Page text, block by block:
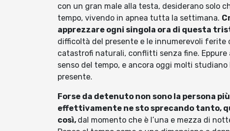
con un gran male alla testa, desiderano solo
tempo, vivendo in apnea tutta la settimana.
apprezzare ogni singola ora di questa
difficoltà del presente e le innumerevoli ferite
catastrofi naturali, conflitti senza fine. Eppure
senso del tempo, e ancora oggi molti
presente.
Forse da detenuto non sono la persona
effettivamente ne sto sprecando tanto,
così, dal momento che è l’una e mezza di